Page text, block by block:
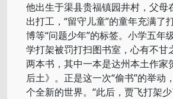
他出生于渠县贵福镇园井村，父母
出打工，“留守儿童”的童年充满了
博等“问题少年”的标签。小学五年
学打架被罚打扫图书室，心有不甘
两本书，其中一本是达州本土作家
后土》。正是这一次“偷书”的举动
个全新的世界。“此后，贾飞打架